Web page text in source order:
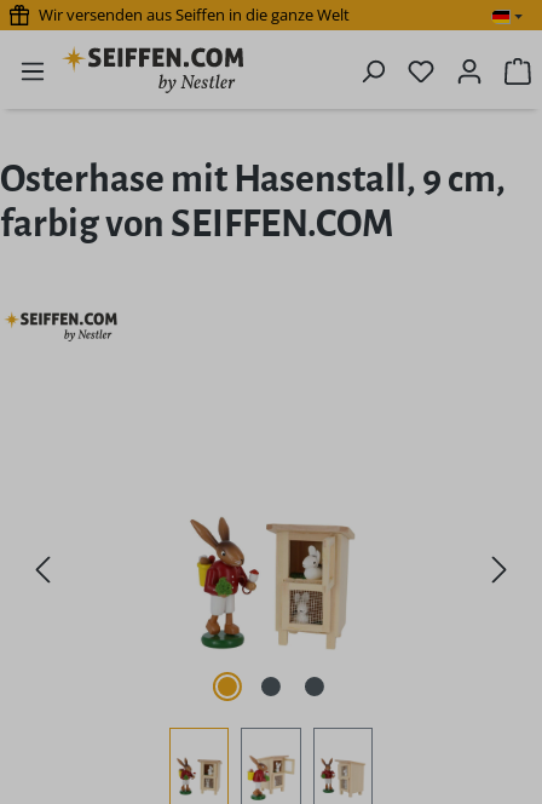
Zum Hauptinhalt springen
Wir versenden aus Seiffen in die ganze Welt
Du hast 0
Osterhase mit Hasenstall, 9 cm,
farbig von SEIFFEN.COM